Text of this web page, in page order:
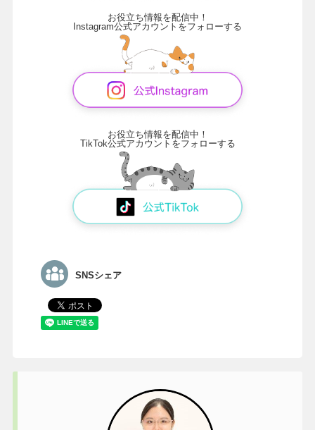
お役立ち情報を配信中！
Instagram公式アカウントをフォローする
お役立ち情報を配信中！
TikTok公式アカウントをフォローする
SNSシェア